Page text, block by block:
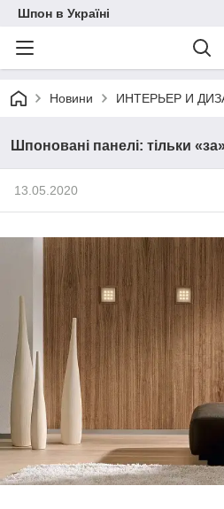
Шпон в Україні
Новини ИНТЕРЬЕР И
Шпоновані панелі: тільки
13.05.2020